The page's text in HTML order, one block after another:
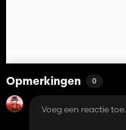
Opmerkingen 0